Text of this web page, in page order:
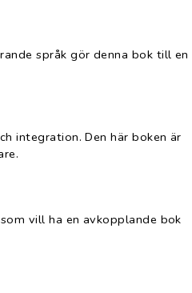
språk gör denna bok till en
integration. Den här boken är
vill ha en avkopplande bok